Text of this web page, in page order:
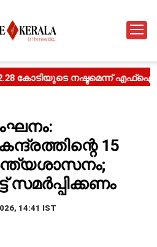
15
സമർപ്പിക്കണം
14:41 IST